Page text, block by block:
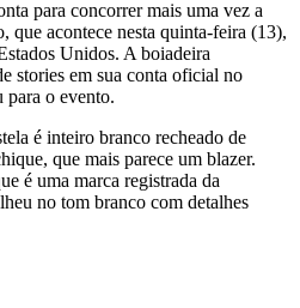
para concorrer mais uma vez a
acontece nesta quinta-feira (13),
Unidos. A boiadeira
stories em sua conta oficial no
para o evento.
é inteiro branco recheado de
que mais parece um blazer.
é uma marca registrada da
no tom branco com detalhes